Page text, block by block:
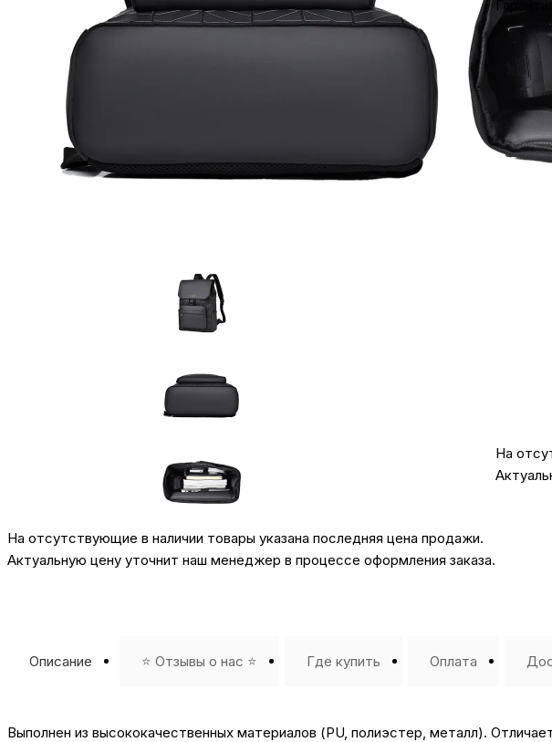
На отсутствующие в наличии товары указана последняя цена продажи.
Актуальную цену уточнит наш менеджер в процессе оформления заказа.
На
Описание ⭐️ Отзывы о нас ⭐️ Где купить Оплата
Выполнен из высококачественных материалов (PU, полиэстер, металл).